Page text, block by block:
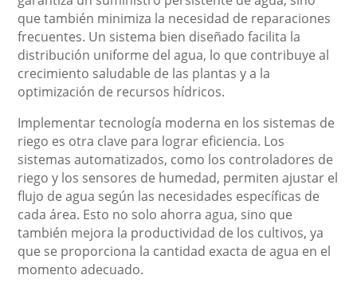
que también minimiza la necesidad de reparaciones
frecuentes. Un sistema bien diseñado facilita la
distribución uniforme del agua, lo que contribuye al
crecimiento saludable de las plantas y a la
optimización de recursos hídricos.
Implementar tecnología moderna en los sistemas de
riego es otra clave para lograr eficiencia. Los
sistemas automatizados, como los controladores de
riego y los sensores de humedad, permiten ajustar el
flujo de agua según las necesidades específicas de
cada área. Esto no solo ahorra agua, sino que
también mejora la productividad de los cultivos, ya
que se proporciona la cantidad exacta de agua en el
momento adecuado.